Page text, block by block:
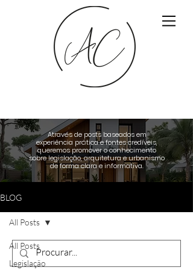
Através de posts baseados em
experiência prática e fontes credíveis,
queremos promover o conhecimento
sobre legislação, arquitetura e urbanismo
de forma clara e informativa.
BLOG
All Posts
Legislação
All Posts